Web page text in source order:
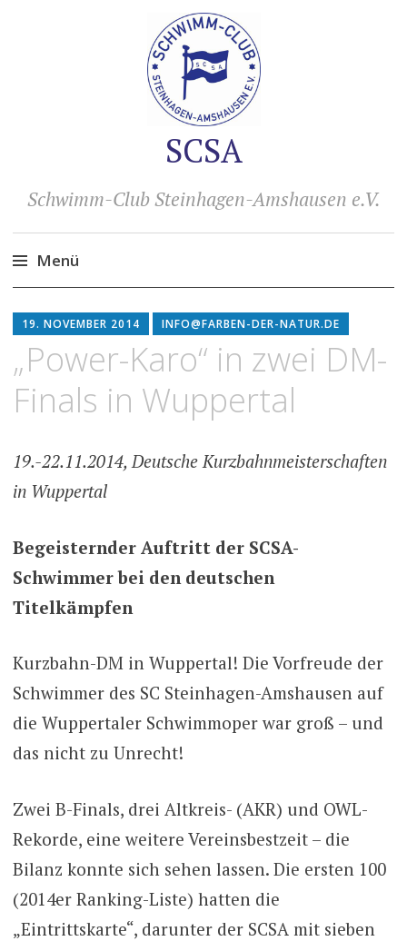
SCSA
Schwimm-Club Steinhagen-Amshausen e.V.
Menü
Inhalt
springen
19. NOVEMBER 2014 INFO@FARBEN-DER-NATUR.DE
„Power-Karo“ in zwei DM-
Finals in Wuppertal
19.-22.11.2014, Deutsche Kurzbahnmeisterschaften
in Wuppertal
Begeisternder Auftritt der SCSA-
Schwimmer bei den deutschen
Titelkämpfen
Kurzbahn-DM in Wuppertal! Die Vorfreude der
Schwimmer des SC Steinhagen-Amshausen auf
die Wuppertaler Schwimmoper war groß – und
das nicht zu Unrecht!
Zwei B-Finals, drei Altkreis- (AKR) und OWL-
Rekorde, eine weitere Vereinsbestzeit – die
Bilanz konnte sich sehen lassen. Die ersten 100
(2014er Ranking-Liste) hatten die
„Eintrittskarte“, darunter der SCSA mit sieben